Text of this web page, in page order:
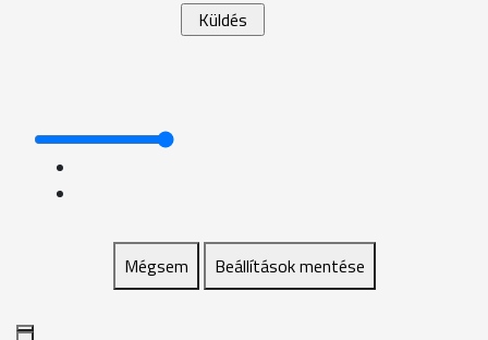
Mégsem Beállítások mentése